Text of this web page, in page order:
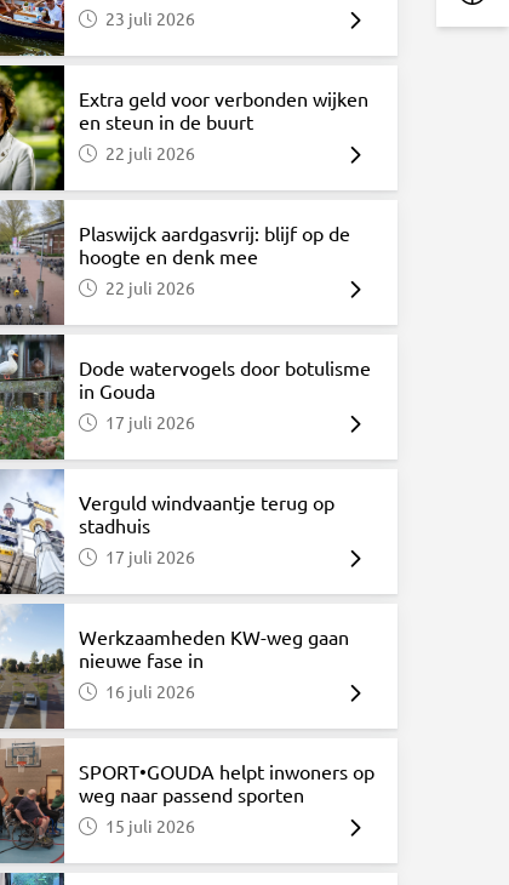
23 juli 2026
Extra geld voor verbonden wijken
en steun in de buurt
22 juli 2026
Plaswijck aardgasvrij: blijf op de
hoogte en denk mee
22 juli 2026
Dode watervogels door botulisme
in Gouda
17 juli 2026
Verguld windvaantje terug op
stadhuis
17 juli 2026
Werkzaamheden KW-weg gaan
nieuwe fase in
16 juli 2026
SPORT•GOUDA helpt inwoners op
weg naar passend sporten
15 juli 2026